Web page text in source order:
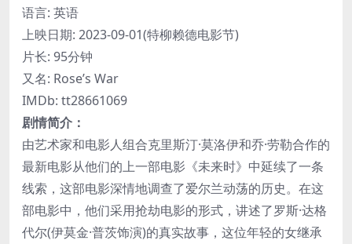
语言: 英语
上映日期: 2023-09-01(特柳赖德电影节)
片长: 95分钟
又名: Rose’s War
IMDb: tt28661069
剧情简介：
由艺术家和电影人组合克里斯汀·莫洛伊和乔·劳勒合作的
最新电影从他们的上一部电影《未来时》中延续了一条
线索，这部电影深情地调查了爱尔兰动荡的历史。在这
部电影中，他们采用抢劫电影的形式，讲述了罗斯·达格
代尔(伊莫金·普茨饰演)的真实故事，这位年轻的女继承